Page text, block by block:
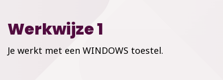
Werkwijze 1
Je werkt met een WINDOWS toestel.